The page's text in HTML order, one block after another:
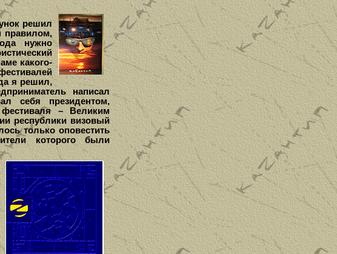
решил
правилом,
нужно
какого-
я решил,
написал
себя президентом,
– Великим
республики визовый
только оповестить
которого были